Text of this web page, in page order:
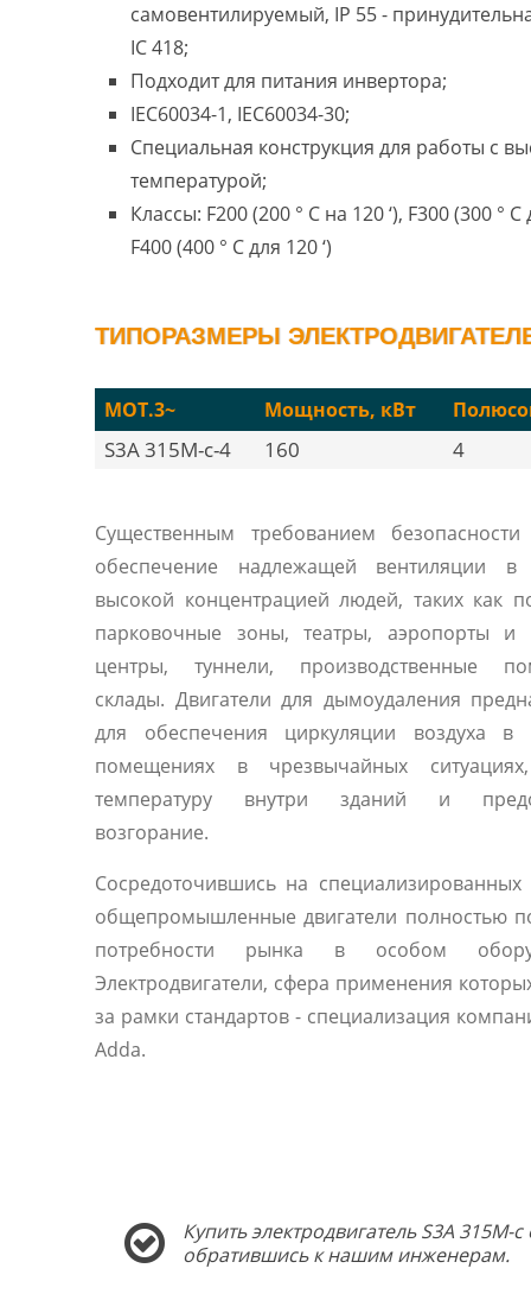
самовентилируемый, IP 55 -
IC 418;
Подходит для питания инвертора;
IEC60034-1, IEC60034-30;
Специальная конструкция для работы с
температурой;
Классы: F200 (200 ° C на 120 ‘), F300 (300 ° C
F400 (400 ° C для 120 ‘)
ТИПОРАЗМЕРЫ
MOT.3~ Мощность, кВт
S3A 315M-c-4 160 4
Существенным требованием безопасности
обеспечение надлежащей вентиляции
высокой концентрацией людей, таких как
парковочные зоны, театры, аэропорты и
центры, туннели, производственные
склады. Двигатели для дымоудаления
для обеспечения циркуляции воздуха в
помещениях в чрезвычайных
температуру внутри зданий и
возгорание.
Сосредоточившись на специализированных
общепромышленные двигатели полностью
потребности рынка в особом
Электродвигатели, сфера применения
за рамки стандартов - специализация
Adda.
Купить электродвигатель S3A
обратившись к нашим инженерам.